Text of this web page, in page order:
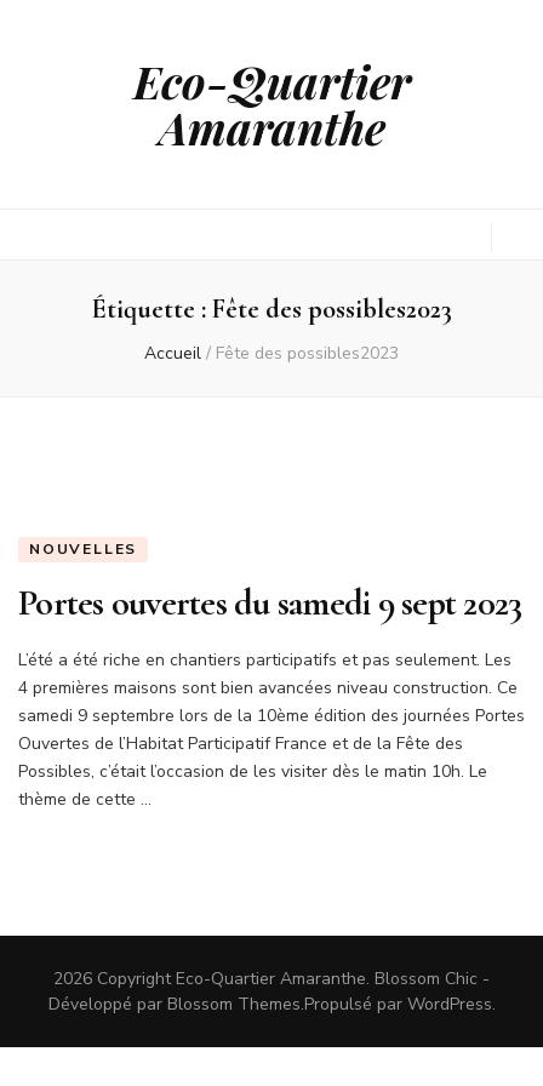
Eco-Quartier
Amaranthe
Étiquette :Fête des possibles2023
Accueil / Fête des possibles2023
NOUVELLES
Portes ouvertes du samedi 9 sept 2023
L’été a été riche en chantiers participatifs et pas seulement. Les
4 premières maisons sont bien avancées niveau construction. Ce
samedi 9 septembre lors de la 10ème édition des journées Portes
Ouvertes de l’Habitat Participatif France et de la Fête des
Possibles, c’était l’occasion de les visiter dès le matin 10h. Le
thème de cette …
2026 Copyright Eco-Quartier Amaranthe. Blossom Chic -
Développé par Blossom Themes.Propulsé par WordPress.